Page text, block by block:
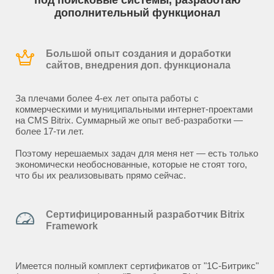
дополнительный функционал
Большой опыт создания и доработки
сайтов, внедрения доп. функционала
За плечами более 4-ех лет опыта работы с
коммерческими и муниципальными интернет-проектами
на CMS Bitrix. Суммарный же опыт веб-разработки —
более 17-ти лет.
Поэтому нерешаемых задач для меня нет — есть только
экономически необоснованные, которые не стоят того,
что бы их реализовывать прямо сейчас.
Сертифицированный разработчик Bitrix
Framework
Имеется полный комплект сертификатов от "1С-Битрикс"